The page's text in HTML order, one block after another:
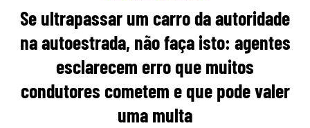
Se ultrapassar um carro da autoridade
na autoestrada, não faça isto: agentes
esclarecem erro que muitos
condutores cometem e que pode valer
uma multa